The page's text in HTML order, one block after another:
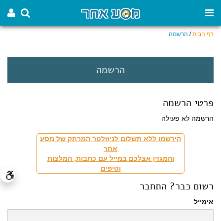
דף הבית/ הרשמה
הרשמה
פרטי הרשמה
הרשמה לא פעילה
הירשמו ללא תשלום לניוזלטר המרתק של מסע
אחר
והמגזין אצלכם במייל עם כתבות, המלצות
וטיפים
רשום כבר? התחבר
אימייל